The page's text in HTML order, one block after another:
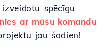
spēcīgu
ar mūsu komandu
jau šodien!